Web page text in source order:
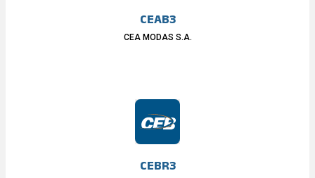
CEAB3
CEA MODAS S.A.
CEBR3